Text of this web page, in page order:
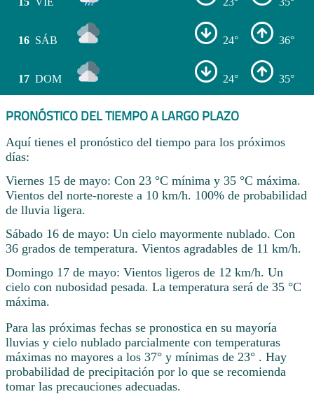
16 SÁB 24° 36°
17 DOM 24° 35°
PRONÓSTICO DEL TIEMPO A LARGO PLAZO
Aquí tienes el pronóstico del tiempo para los próximos
días:
Viernes 15 de mayo: Con 23 °C mínima y 35 °C máxima.
Vientos del norte-noreste a 10 km/h. 100% de probabilidad
de lluvia ligera.
Sábado 16 de mayo: Un cielo mayormente nublado. Con
36 grados de temperatura. Vientos agradables de 11 km/h.
Domingo 17 de mayo: Vientos ligeros de 12 km/h. Un
cielo con nubosidad pesada. La temperatura será de 35 °C
máxima.
Para las próximas fechas se pronostica en su mayoría
lluvias y cielo nublado parcialmente con temperaturas
máximas no mayores a los 37° y mínimas de 23° . Hay
probabilidad de precipitación por lo que se recomienda
tomar las precauciones adecuadas.